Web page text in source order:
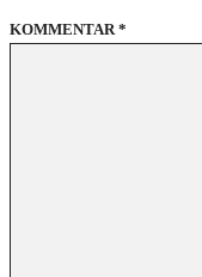
KOMMENTAR *